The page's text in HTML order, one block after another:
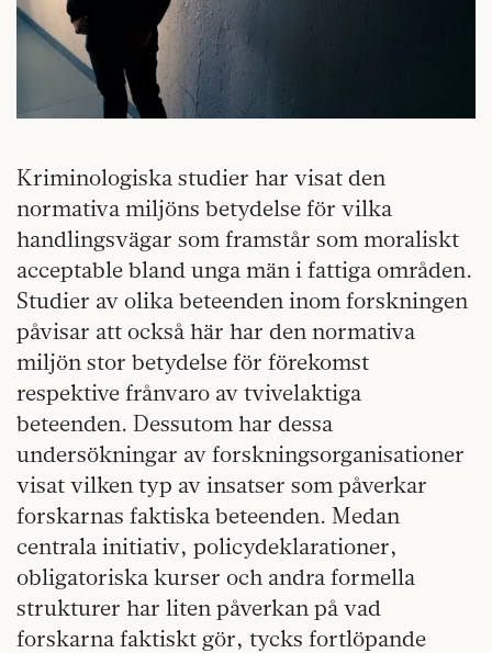
Kriminologiska studier har visat den
normativa miljöns betydelse för vilka
handlingsvägar som framstår som moraliskt
acceptable bland unga män i fattiga områden.
Studier av olika beteenden inom forskningen
påvisar att också här har den normativa
miljön stor betydelse för förekomst
respektive frånvaro av tvivelaktiga
beteenden. Dessutom har dessa
undersökningar av forskningsorganisationer
visat vilken typ av insatser som påverkar
forskarnas faktiska beteenden. Medan
centrala initiativ, policydeklarationer,
obligatoriska kurser och andra formella
strukturer har liten påverkan på vad
forskarna faktiskt gör, tycks fortlöpande